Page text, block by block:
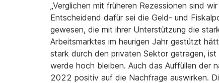
„Verglichen mit früheren Rezessionen sind
Entscheidend dafür sei die Geld- und
gewesen, die mit ihrer Unterstützung die
Arbeitsmarktes im heurigen Jahr gestützt
stark durch den privaten Sektor getragen,
werde hoch bleiben. Auch das Auffüllen der
2022 positiv auf die Nachfrage auswirken.